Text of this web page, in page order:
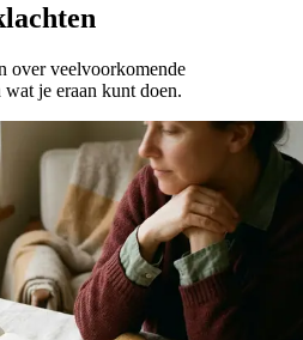
over veelvoorkomende
je eraan kunt doen.